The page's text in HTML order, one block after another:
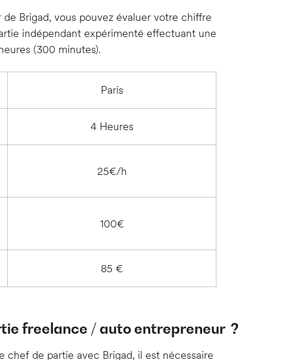
Brigad, vous pouvez évaluer votre chiffre
indépendant expérimenté effectuant une
(300 minutes).
Paris
4 Heures
25€/h
100€
85 €
freelance / auto entrepreneur ?
chef de partie avec Brigad, il est nécessaire